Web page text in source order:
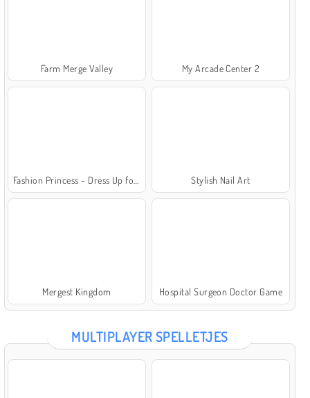
Farm Merge Valley My Arcade Center 2
Stylish Nail Art
Mergest Kingdom Hospital Surgeon Doctor Game
MULTIPLAYER SPELLETJES